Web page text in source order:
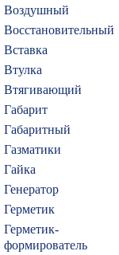
Воздушный
Восстановительный
Вставка
Втулка
Втягивающий
Габарит
Габаритный
Газматики
Гайка
Генератор
Герметик
Герметик-
формирователь